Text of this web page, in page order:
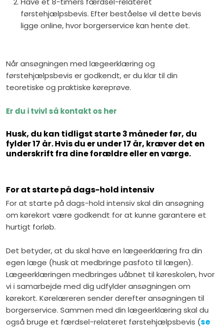
førstehjælpsbevis. Efter beståelse vil dette bevis
ligge online, hvor borgerservice kan hente det.
Når ansøgningen med lægeerklæring og
førstehjælpsbevis er godkendt, er du klar til din
teoretiske og praktiske køreprøve.
Er du i tvivl så kontakt os her
Husk, du kan tidligst starte 3 måneder før, du
fylder 17 år. Hvis du er under 17 år, kræver det en
underskrift fra dine forældre eller en værge.
For at starte på dags-hold intensiv
For at starte på dags-hold intensiv skal din ansøgning
om kørekort være godkendt for at kunne garantere et
hurtigt forløb.
Det betyder, at du skal have en lægeerklæring fra din
egen læge (husk at medbringe pasfoto til lægen).
Lægeerklæringen medbringes uåbnet til køreskolen, hvor
vi i samarbejde med dig udfylder ansøgningen om
kørekort. Kørelæreren sender derefter ansøgningen til
borgerservice. Sammen med din lægeerklæring skal du
også bruge et færdsel-relateret førstehjælpsbevis ​(se